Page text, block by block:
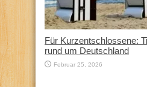
Für Kurzentschlossene:
rund um Deutschland
Februar 25, 2026